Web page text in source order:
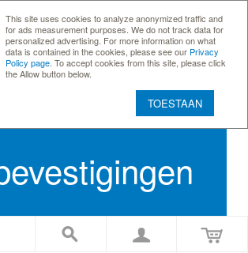
This site uses cookies to analyze anonymized traffic and
for ads measurement purposes. We do not track data for
personalized advertising. For more information on what
data is contained in the cookies, please see our Privacy
Policy page . To accept cookies from this site, please click
the Allow button below.
TOESTAAN